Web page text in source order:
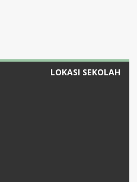
LOKASI SEKOLAH